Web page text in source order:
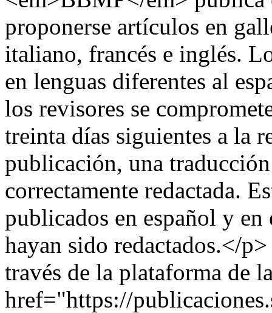
proponerse artículos en
italiano, francés e inglés.
en lenguas diferentes al
los revisores se
treinta días siguientes a la
publicación, una
correctamente redactada.
publicados en español y
hayan sido redactados.</
través de la plataforma de
href="https://